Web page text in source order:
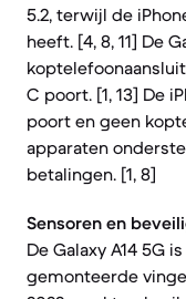
5.2, terwijl de
heeft. [4, 8, 11] De
C poort. [1, 13] De
poort en geen
apparaten
betalingen. [1, 8]
Sensoren en
De Galaxy A14 5G
gemonteerde